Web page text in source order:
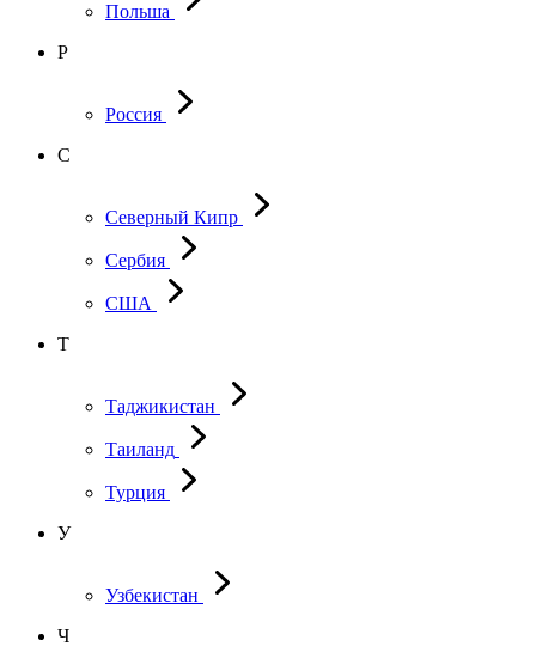
Польша
Р
Россия
С
Северный Кипр
Сербия
США
Т
Таджикистан
Таиланд
Турция
У
Узбекистан
Ч